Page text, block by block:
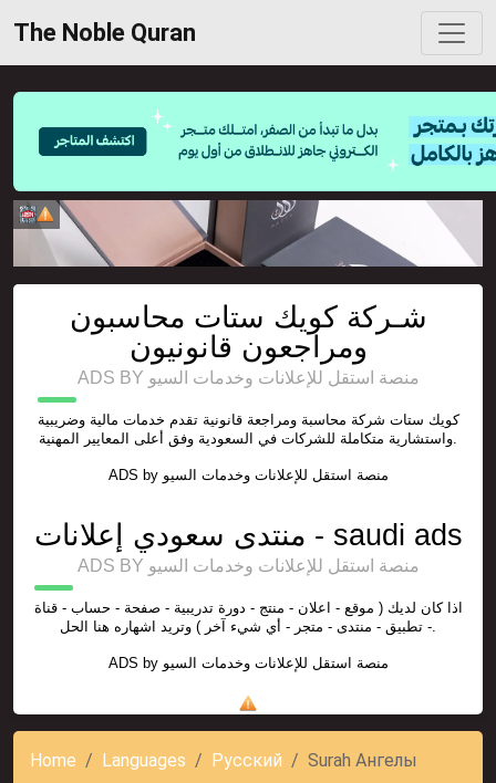
The Noble Quran
شـركة كويك ستات محاسبون
ومراجعون قانونيون
ADS BY منصة استقل للإعلانات وخدمات السيو
كويك ستات شركة محاسبة ومراجعة قانونية تقدم خدمات مالية وضريبية
واستشارية متكاملة للشركات في السعودية وفق أعلى المعايير المهنية.
ADS by منصة استقل للإعلانات وخدمات السيو
منتدى سعودي إعلانات - saudi ads
ADS BY منصة استقل للإعلانات وخدمات السيو
اذا كان لديك ( موقع - اعلان - منتج - دورة تدريبية - صفحة - حساب - قناة
- تطبيق - منتدى - متجر - أي شيء آخر ) وتريد اشهاره هنا الحل.
ADS by منصة استقل للإعلانات وخدمات السيو
Home Languages Русский Surah Ангелы